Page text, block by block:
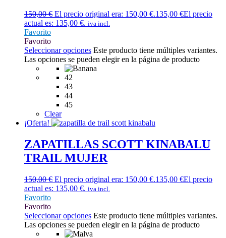
150,00€ El precio original era: 150,00 €.135,00 €El precio
actual es: 135,00 €. iva incl.
Favorito
Favorito
Seleccionar opciones Este producto tiene múltiples variantes.
Las opciones se pueden elegir en la página de producto
42
43
44
45
Clear
¡Oferta!
ZAPATILLAS SCOTT KINABALU
TRAIL MUJER
150,00€ El precio original era: 150,00 €.135,00 €El precio
actual es: 135,00 €. iva incl.
Favorito
Favorito
Seleccionar opciones Este producto tiene múltiples variantes.
Las opciones se pueden elegir en la página de producto